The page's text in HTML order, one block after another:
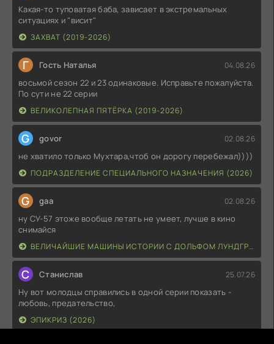
Какая-то туповатая баба, зависает в экстремальных
ситуациях и "висит"
ЗАХВАТ (2019-2026)
Г Гость Наталья 04.08.26
восьмой сезон 22 и 23 одинаковые. Исправьте пожалуйста.
По сути не 22 серии
ВЕЛИКОЛЕПНАЯ ПЯТЁРКА (2019-2026)
G govor 02.08.26
не хватило только Мухтара,чтоб он дорогу перебежал))))
ПОДРАЗДЕЛЕНИЕ СПЕЦИАЛЬНОГО НАЗНАЧЕНИЯ (2026)
G gaa 02.08.26
ну СУ-57 этоже вообще летать не умеет, лучше в кино
снимайся
ВЕЛИЧАЙШИЕ МАШИНЫ ИСТОРИИ С ДОЛЬФОМ ЛУНДГРЕНОМ (2026)
С Станислав 25.07.26
Ну вот молодцы справились в одной серии показать -
любовь, предательство,
ЭПИКРИЗ (2026)